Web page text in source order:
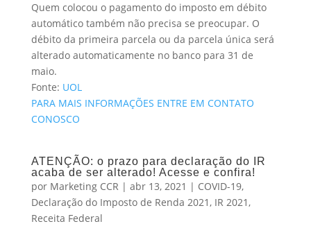
Quem colocou o pagamento do imposto em débito
automático também não precisa se preocupar. O
débito da primeira parcela ou da parcela única será
alterado automaticamente no banco para 31 de
maio.
Fonte: UOL
PARA MAIS INFORMAÇÕES ENTRE EM CONTATO
CONOSCO
ATENÇÃO: o prazo para declaração do IR
acaba de ser alterado! Acesse e confira!
por Marketing CCR | abr 13, 2021 | COVID-19,
Declaração do Imposto de Renda 2021, IR 2021,
Receita Federal